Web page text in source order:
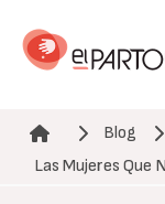
contenido
Ruta de navegación
Blog
Las Mujeres Que